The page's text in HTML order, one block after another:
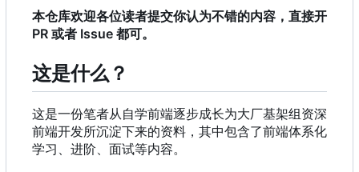
本仓库欢迎各位读者提交你认为不错的内容，直接开
PR 或者 Issue 都可。
这是什么？
这是一份笔者从自学前端逐步成长为大厂基架组资深
前端开发所沉淀下来的资料，其中包含了前端体系化
学习、进阶、面试等内容。